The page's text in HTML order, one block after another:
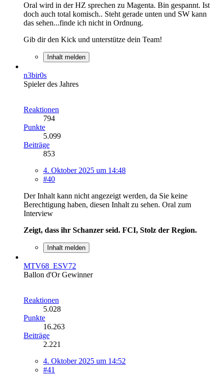
Oral wird in der HZ sprechen zu Magenta. Bin gespannt. Ist
doch auch total komisch.. Steht gerade unten und SW kann
das sehen...finde ich nicht in Ordnung.
Gib dir den Kick und unterstütze dein Team!
Inhalt melden
n3bir0s
Spieler des Jahres
Reaktionen
794
Punkte
5.099
Beiträge
853
4. Oktober 2025 um 14:48
#40
Der Inhalt kann nicht angezeigt werden, da Sie keine
Berechtigung haben, diesen Inhalt zu sehen. Oral zum
Interview
Zeigt, dass ihr Schanzer seid. FCI, Stolz der Region.
Inhalt melden
MTV68_ESV72
Ballon d'Or Gewinner
Reaktionen
5.028
Punkte
16.263
Beiträge
2.221
4. Oktober 2025 um 14:52
#41